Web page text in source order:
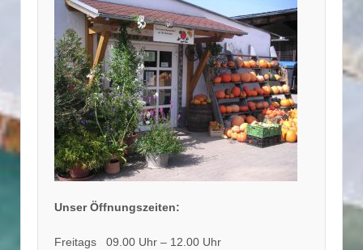
Unser Öffnungszeiten:
Freitags 09.00 Uhr – 12.00 Uhr